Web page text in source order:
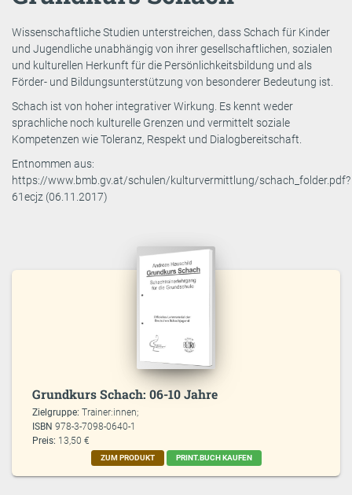
Wissenschaftliche Studien unterstreichen, dass Schach für Kinder
und Jugendliche unabhängig von ihrer gesellschaftlichen, sozialen
und kulturellen Herkunft für die Persönlichkeitsbildung und als
Förder- und Bildungsunterstützung von besonderer Bedeutung ist.
Schach ist von hoher integrativer Wirkung. Es kennt weder
sprachliche noch kulturelle Grenzen und vermittelt soziale
Kompetenzen wie Toleranz, Respekt und Dialogbereitschaft.
Entnommen aus:
https://www.bmb.gv.at/schulen/kulturvermittlung/schach_folder.pdf?
61ecjz (06.11.2017)
Grundkurs Schach: 06-10 Jahre
Zielgruppe:Trainer:innen;
ISBN978-3-7098-0640-1
Preis: 13,50 €
ZUM PRODUKT PRINT.BUCH KAUFEN